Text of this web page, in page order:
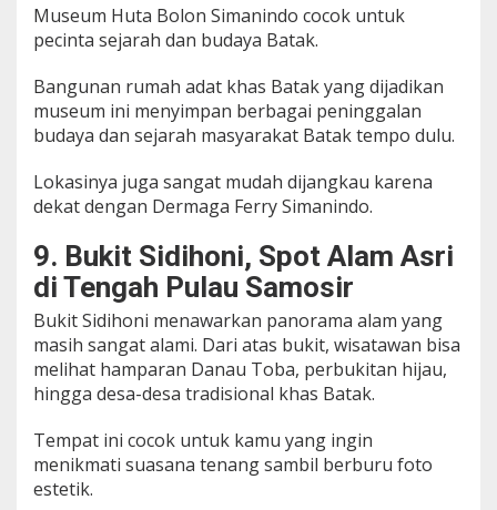
Museum Huta Bolon Simanindo cocok untuk
pecinta sejarah dan budaya Batak.
Bangunan rumah adat khas Batak yang dijadikan
museum ini menyimpan berbagai peninggalan
budaya dan sejarah masyarakat Batak tempo dulu.
Lokasinya juga sangat mudah dijangkau karena
dekat dengan Dermaga Ferry Simanindo.
9. Bukit Sidihoni, Spot Alam Asri
di Tengah Pulau Samosir
Bukit Sidihoni menawarkan panorama alam yang
masih sangat alami. Dari atas bukit, wisatawan bisa
melihat hamparan Danau Toba, perbukitan hijau,
hingga desa-desa tradisional khas Batak.
Tempat ini cocok untuk kamu yang ingin
menikmati suasana tenang sambil berburu foto
estetik.